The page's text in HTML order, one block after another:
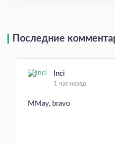
Последние
Inci
1 час назад
MMay, bravo